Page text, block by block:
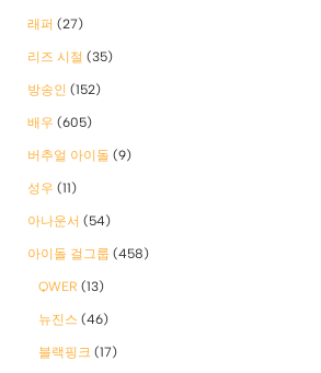
래퍼 (27)
리즈 시절 (35)
방송인 (152)
배우 (605)
버추얼 아이돌 (9)
성우 (11)
아나운서 (54)
아이돌 걸그룹 (458)
QWER (13)
뉴진스 (46)
블랙핑크 (17)